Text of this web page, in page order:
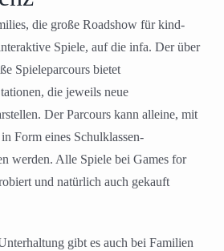
die große Roadshow für kind-
Spiele, auf die infa. Der über
Spieleparcours bietet
die jeweils neue
Der Parcours kann alleine, mit
Form eines Schulklassen-
werden. Alle Spiele bei Games for
und natürlich auch gekauft
gibt es auch bei Familien